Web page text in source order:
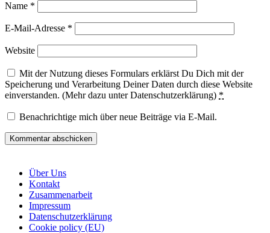
Name *
E-Mail-Adresse *
Website
Mit der Nutzung dieses Formulars erklärst Du Dich mit der
Speicherung und Verarbeitung Deiner Daten durch diese Website
einverstanden. (Mehr dazu unter Datenschutzerklärung) *
Benachrichtige mich über neue Beiträge via E-Mail.
Über Uns
Kontakt
Zusammenarbeit
Impressum
Datenschutzerklärung
Cookie policy (EU)